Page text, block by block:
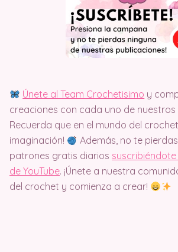
Únete al Team Crochetisimo y
creaciones con cada uno de
Recuerda que en el mundo del
imaginación!
Además, no te
patrones gratis diarios
de YouTube. ¡Únete a nuestra
del crochet y comienza a crear!